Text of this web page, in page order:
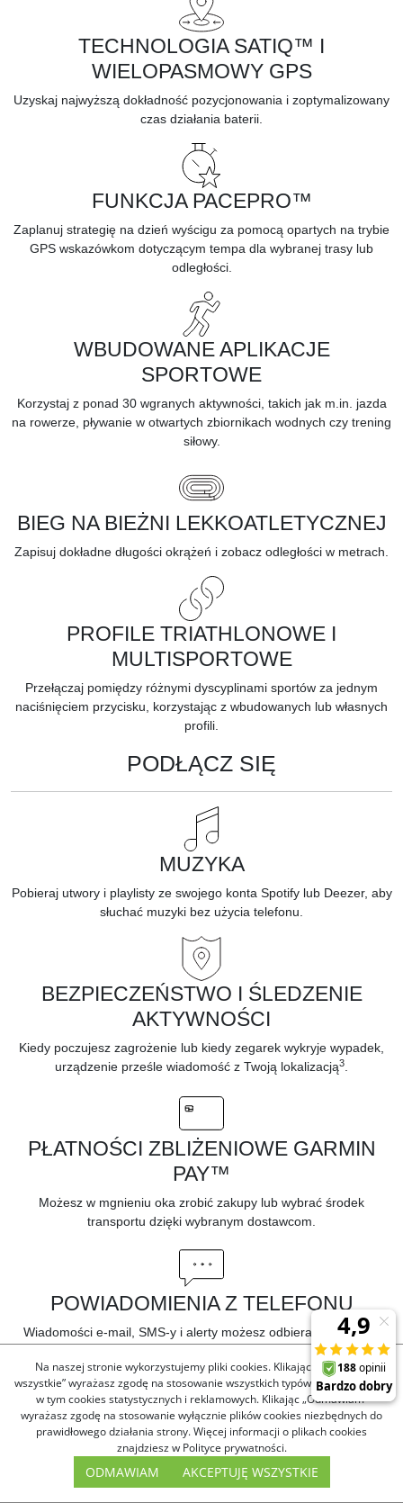
TECHNOLOGIA SATIQ™ I
WIELOPASMOWY GPS
Uzyskaj najwyższą dokładność pozycjonowania i zoptymalizowany
czas działania baterii.
FUNKCJA PACEPRO™
Zaplanuj strategię na dzień wyścigu za pomocą opartych na trybie
GPS wskazówkom dotyczącym tempa dla wybranej trasy lub
odległości.
WBUDOWANE APLIKACJE
SPORTOWE
Korzystaj z ponad 30 wgranych aktywności, takich jak m.in. jazda
na rowerze, pływanie w otwartych zbiornikach wodnych czy trening
siłowy.
BIEG NA BIEŻNI LEKKOATLETYCZNEJ
Zapisuj dokładne długości okrążeń i zobacz odległości w metrach.
PROFILE TRIATHLONOWE I
MULTISPORTOWE
Przełączaj pomiędzy różnymi dyscyplinami sportów za jednym
naciśnięciem przycisku, korzystając z wbudowanych lub własnych
profili.
PODŁĄCZ SIĘ
MUZYKA
Pobieraj utwory i playlisty ze swojego konta Spotify lub Deezer, aby
słuchać muzyki bez użycia telefonu.
BEZPIECZEŃSTWO I ŚLEDZENIE
AKTYWNOŚCI
Kiedy poczujesz zagrożenie lub kiedy zegarek wykryje wypadek,
urządzenie prześle wiadomość z Twoją lokalizacją3
PŁATNOŚCI ZBLIŻENIOWE GARMIN
PAY™
Możesz w mgnieniu oka zrobić zakupy lub wybrać środek
transportu dzięki wybranym dostawcom.
POWIADOMIENIA Z TELEFONU
Wiadomości e-mail, SMS-y i alerty możesz odbierać w zegarku
® lub Android™.
LIVETRACK
wyświetlać uprzednio zaplanowane trasy.
Na naszej stronie wykorzystujemy pliki cookies. Klikając „Akceptuję
wszystkie” wyrażasz zgodę na stosowanie wszystkich typów plików cookies,
w tym cookies statystycznych i reklamowych. Klikając „Odmawiam”
wyrażasz zgodę na stosowanie wyłącznie plików cookies niezbędnych do
prawidłowego działania strony. Więcej informacji o plikach cookies
znajdziesz w Polityce prywatności.
ODMAWIAM AKCEPTUJĘ WSZYSTKIE